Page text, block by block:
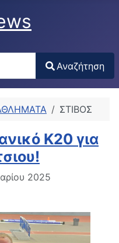
for results.
Αναζήτηση
ΣΤΙΒΟΣ
Κ20 για
2025